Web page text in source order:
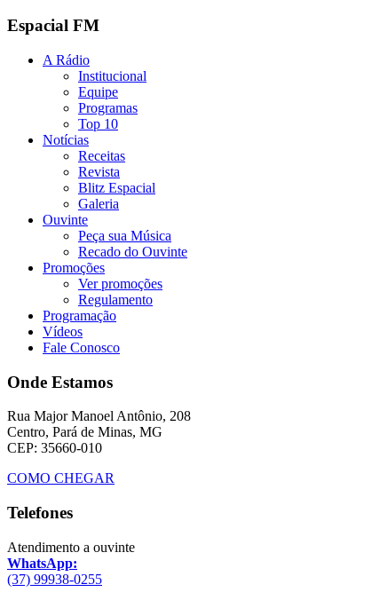
Espacial FM
A Rádio
Institucional
Equipe
Programas
Top 10
Notícias
Receitas
Revista
Blitz Espacial
Galeria
Ouvinte
Peça sua Música
Recado do Ouvinte
Promoções
Ver promoções
Regulamento
Programação
Vídeos
Fale Conosco
Onde Estamos
Rua Major Manoel Antônio, 208
Centro, Pará de Minas, MG
CEP: 35660-010
COMO CHEGAR
Telefones
Atendimento a ouvinte
WhatsApp:
(37) 99938-0255